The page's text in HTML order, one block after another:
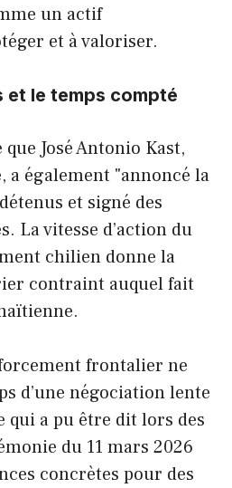
un actif
et à valoriser.
et le temps compté
José Antonio Kast,
a également "annoncé la
et signé des
La vitesse d’action du
chilien donne la
contraint auquel fait
frontalier ne
d’une négociation lente
qui a pu être dit lors des
du 11 mars 2026
concrètes pour des